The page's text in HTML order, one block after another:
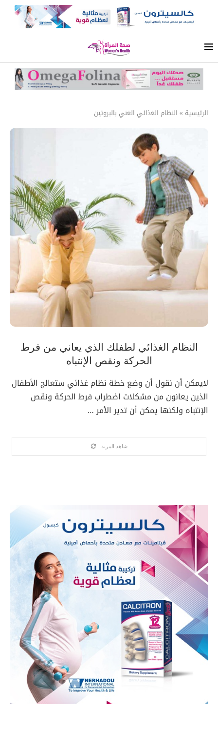
الرئيسية » النظام الغذائي الغني بالبروتين
النظام الغذائي لطفلك الذي يعاني من فرط
الحركة ونقص الإنتباه
لايمكن أن نقول أن وضع خطة نظام غذائي ستعالج الأطفال
الذين يعانون من مشكلات اضطراب فرط الحركة ونقص
الإنتباه ولكنها يمكن أن تدير الأمر …
شاهد المزيد